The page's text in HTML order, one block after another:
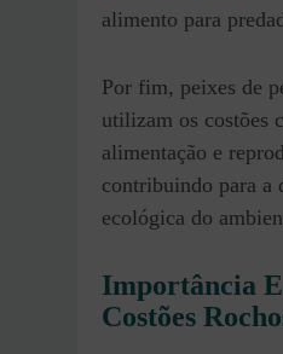
alimento para
Por fim, peixes de
utilizam os costões
alimentação e
contribuindo para a
ecológica do
Importância
Costões